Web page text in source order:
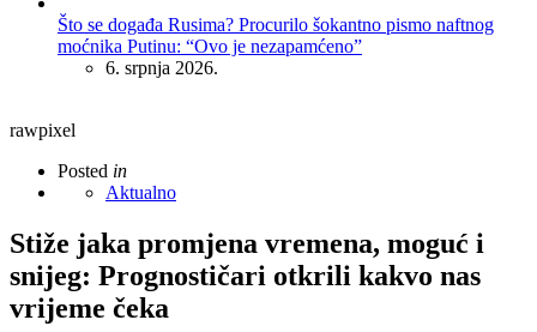
Što se događa Rusima? Procurilo šokantno pismo naftnog
moćnika Putinu: “Ovo je nezapamćeno”
6. srpnja 2026.
rawpixel
Posted in
Aktualno
Stiže jaka promjena vremena, moguć i
snijeg: Prognostičari otkrili kakvo nas
vrijeme čeka